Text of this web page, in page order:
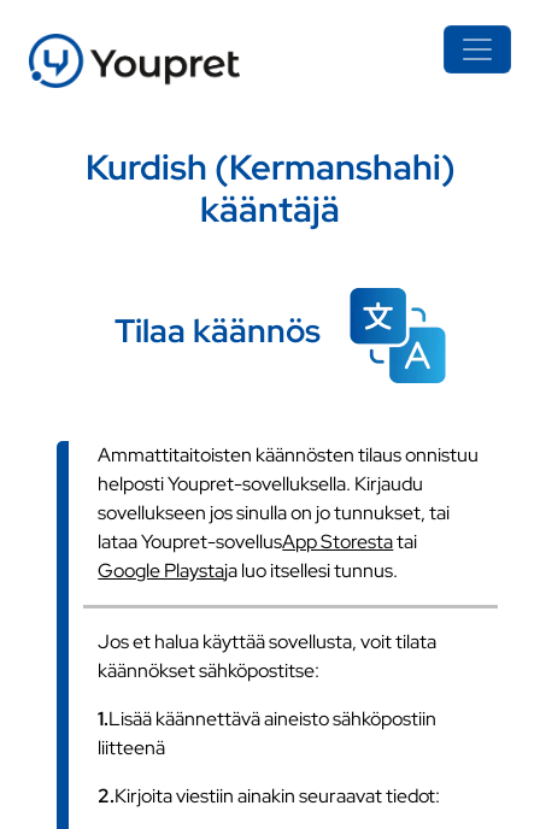
Kurdish (Kermanshahi)
kääntäjä
Tilaa käännös
Ammattitaitoisten käännösten tilaus onnistuu
helposti Youpret-sovelluksella. Kirjaudu
sovellukseen jos sinulla on jo tunnukset, tai
lataa Youpret-sovellusApp Storestatai
Google Playstaja luo itsellesi tunnus.
Jos et halua käyttää sovellusta, voit tilata
käännökset sähköpostitse:
1.Lisää käännettävä aineisto sähköpostiin
liitteenä
2.Kirjoita viestiin ainakin seuraavat tiedot: